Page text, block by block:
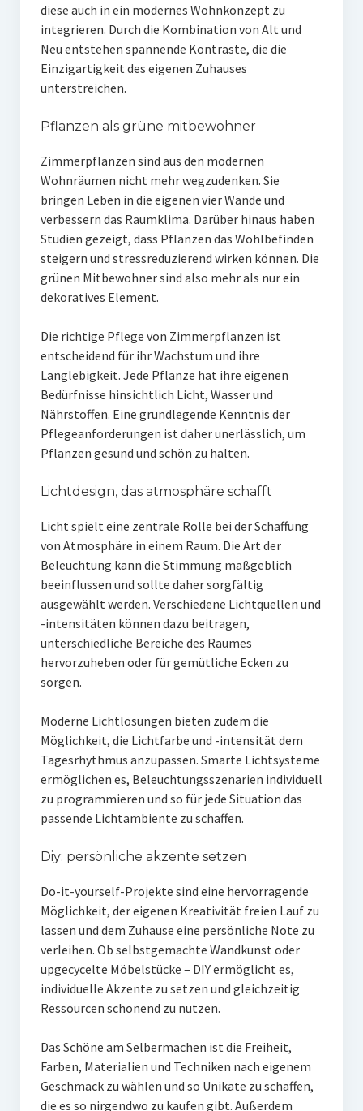
diese auch in ein modernes Wohnkonzept zu
integrieren. Durch die Kombination von Alt und
Neu entstehen spannende Kontraste, die die
Einzigartigkeit des eigenen Zuhauses
unterstreichen.
Pflanzen als grüne mitbewohner
Zimmerpflanzen sind aus den modernen
Wohnräumen nicht mehr wegzudenken. Sie
bringen Leben in die eigenen vier Wände und
verbessern das Raumklima. Darüber hinaus haben
Studien gezeigt, dass Pflanzen das Wohlbefinden
steigern und stressreduzierend wirken können. Die
grünen Mitbewohner sind also mehr als nur ein
dekoratives Element.
Die richtige Pflege von Zimmerpflanzen ist
entscheidend für ihr Wachstum und ihre
Langlebigkeit. Jede Pflanze hat ihre eigenen
Bedürfnisse hinsichtlich Licht, Wasser und
Nährstoffen. Eine grundlegende Kenntnis der
Pflegeanforderungen ist daher unerlässlich, um
Pflanzen gesund und schön zu halten.
Lichtdesign, das atmosphäre schafft
Licht spielt eine zentrale Rolle bei der Schaffung
von Atmosphäre in einem Raum. Die Art der
Beleuchtung kann die Stimmung maßgeblich
beeinflussen und sollte daher sorgfältig
ausgewählt werden. Verschiedene Lichtquellen und
-intensitäten können dazu beitragen,
unterschiedliche Bereiche des Raumes
hervorzuheben oder für gemütliche Ecken zu
sorgen.
Moderne Lichtlösungen bieten zudem die
Möglichkeit, die Lichtfarbe und -intensität dem
Tagesrhythmus anzupassen. Smarte Lichtsysteme
ermöglichen es, Beleuchtungsszenarien individuell
zu programmieren und so für jede Situation das
passende Lichtambiente zu schaffen.
Diy: persönliche akzente setzen
Do-it-yourself-Projekte sind eine hervorragende
Möglichkeit, der eigenen Kreativität freien Lauf zu
lassen und dem Zuhause eine persönliche Note zu
verleihen. Ob selbstgemachte Wandkunst oder
upgecycelte Möbelstücke – DIY ermöglicht es,
individuelle Akzente zu setzen und gleichzeitig
Ressourcen schonend zu nutzen.
Das Schöne am Selbermachen ist die Freiheit,
Farben, Materialien und Techniken nach eigenem
Geschmack zu wählen und so Unikate zu schaffen,
die es so nirgendwo zu kaufen gibt. Außerdem